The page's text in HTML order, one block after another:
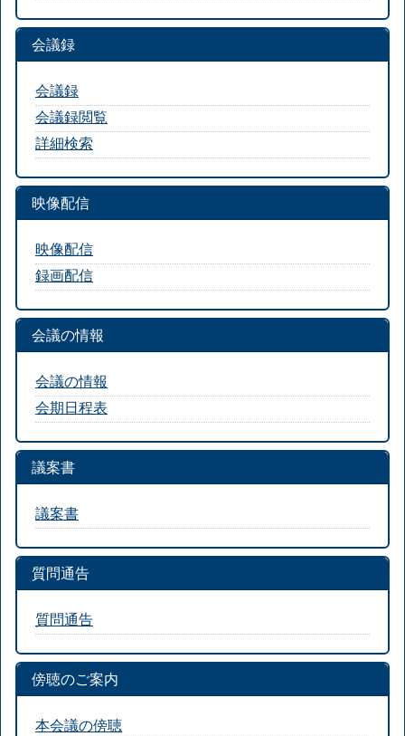
会議録
会議録
会議録閲覧
詳細検索
映像配信
映像配信
録画配信
会議の情報
会議の情報
会期日程表
議案書
議案書
質問通告
質問通告
傍聴のご案内
本会議の傍聴